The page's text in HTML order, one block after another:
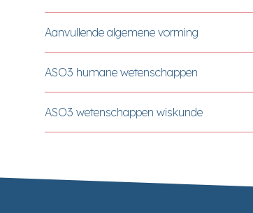
Aanvullende algemene vorming
ASO3 humane wetenschappen
ASO3 wetenschappen wiskunde